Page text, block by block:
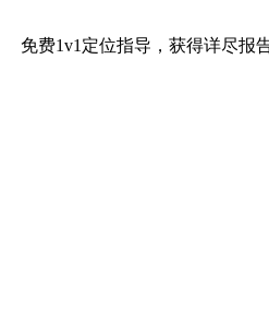
免费1v1定位指导， 获得详尽报